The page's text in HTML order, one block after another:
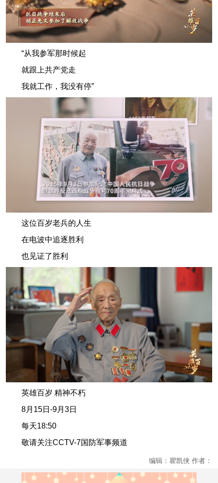
“从我参军那时候起
就跟上共产党走
我就工作，我没有停”
这位百岁老兵的人生
在电波中追逐胜利
也见证了胜利
英雄百岁 精神不朽
8月15日-9月3日
每天18:50
敬请关注CCTV-7国防军事频道
编辑：瞿凯侠 作者：